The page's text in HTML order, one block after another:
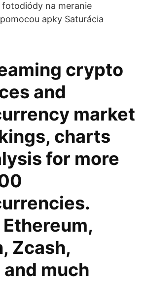
fotodiódy na meranie
apky Saturácia
crypto
and
market
charts
for more
Zcash,
much